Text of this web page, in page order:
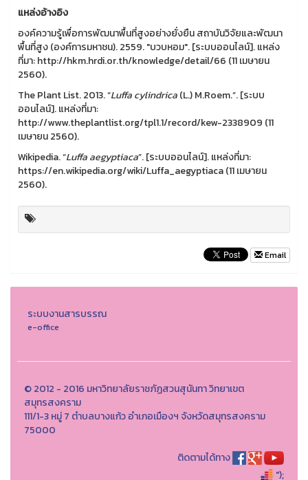
แหล่งอ้างอิง
องค์ความรู้เพื่อการพัฒนาพื้นที่สูงอย่างยั่งยืน สถาบันวิจัยและพัฒนา
พื้นที่สูง (องค์การมหาชน). 2559. "บวบหอม". [ระบบออนไลน์]. แหล่ง
ที่มา: http://hkm.hrdi.or.th/knowledge/detail/66 (11 เมษายน
2560).
The Plant List. 2013. “Luffacylindrica(L.) M.Roem.”. [ระบบ
ออนไลน์]. แหล่งที่มา:
http://www.theplantlist.org/tpl1.1/record/kew-2338909 (11
เมษายน 2560).
Wikipedia. “Luffa aegyptiaca”. [ระบบออนไลน์]. แหล่งที่มา:
https://en.wikipedia.org/wiki/Luffa_aegyptiaca (11 เมษายน
2560).
Email
ระบบงานสารบรรณ
e-office
© 2012 - 2016 มหาวิทยาลัยราชภัฏสวนสุนันทา วิทยาเขต
สมุทรสงคราม
111/1-3 หมู่ 7 ตำบลบางแก้ว อำเภอเมืองฯ จังหวัดสมุทรสงคราม
75000
ติดตามได้ทาง
");